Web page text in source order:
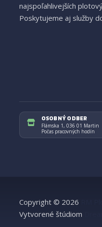
najspoľahlivejších
Poskytujeme aj služby
OSOBNÝ ODBER
Flámska 1, 036 01 Martin
Počas pracovných hodín
Copyright © 2026
Vytvorené štúdiom